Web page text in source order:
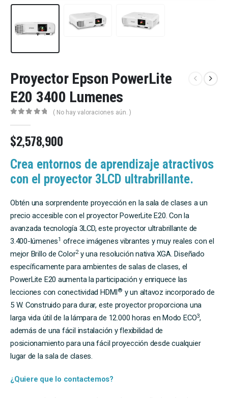
Proyector Epson PowerLite
E20 3400 Lumenes
( No hay valoraciones aún. )
$2,578,900
Crea entornos de aprendizaje atractivos
con el proyector 3LCD ultrabrillante.
Obtén una sorprendente proyección en la sala de clases a un
precio accesible con el proyector PowerLite E20. Con la
avanzada tecnología 3LCD, este proyector ultrabrillante de
3.400-lúmenes1 ofrece imágenes vibrantes y muy reales con el
mejor Brillo de Color2y una resolución nativa XGA. Diseñado
específicamente para ambientes de salas de clases, el
PowerLite E20 aumenta la participación y enriquece las
lecciones con conectividad HDMI® y un altavoz incorporado de
5 W. Construido para durar, este proyector proporciona una
larga vida útil de la lámpara de 12.000 horas en Modo ECO3,
además de una fácil instalación y flexibilidad de
posicionamiento para una fácil proyección desde cualquier
lugar de la sala de clases.
¿Quiere que lo contactemos?